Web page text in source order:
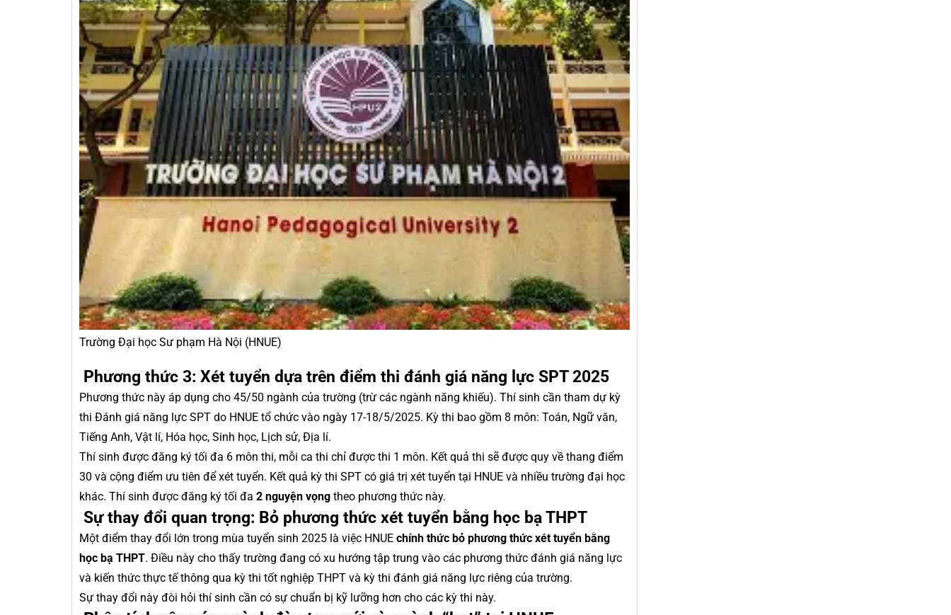
Trường Đại học Sư phạm Hà Nội (HNUE)
Phương thức 3: Xét tuyển dựa trên điểm thi đánh giá năng lực SPT 2025
Phương thức này áp dụng cho 45/50 ngành của trường (trừ các ngành năng khiếu). Thí sinh cần tham dự kỳ
thi Đánh giá năng lực SPT do HNUE tổ chức vào ngày 17-18/5/2025. Kỳ thi bao gồm 8 môn: Toán, Ngữ văn,
Tiếng Anh, Vật lí, Hóa học, Sinh học, Lịch sử, Địa lí.
Thí sinh được đăng ký tối đa 6 môn thi, mỗi ca thi chỉ được thi 1 môn. Kết quả thi sẽ được quy về thang điểm
30 và cộng điểm ưu tiên để xét tuyển. Kết quả kỳ thi SPT có giá trị xét tuyển tại HNUE và nhiều trường đại học
khác. Thí sinh được đăng ký tối đa 2 nguyện vọng theo phương thức này.
Sự thay đổi quan trọng: Bỏ phương thức xét tuyển bằng học bạ THPT
Một điểm thay đổi lớn trong mùa tuyển sinh 2025 là việc HNUE chính thức bỏ phương thức xét tuyển bằng
học bạ THPT. Điều này cho thấy trường đang có xu hướng tập trung vào các phương thức đánh giá năng lực
và kiến thức thực tế thông qua kỳ thi tốt nghiệp THPT và kỳ thi đánh giá năng lực riêng của trường.
Sự thay đổi này đòi hỏi thí sinh cần có sự chuẩn bị kỹ lưỡng hơn cho các kỳ thi này.